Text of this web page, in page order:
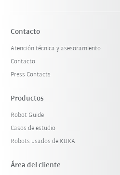
Contacto
Atención técnica y asesoramiento
Contacto
Press Contacts
Productos
Robot Guide
Casos de estudio
Robots usados de KUKA
Área del cliente